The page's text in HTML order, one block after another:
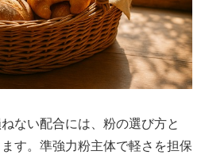
ない配合には、粉の選び方と
す。準強力粉主体で軽さを担保